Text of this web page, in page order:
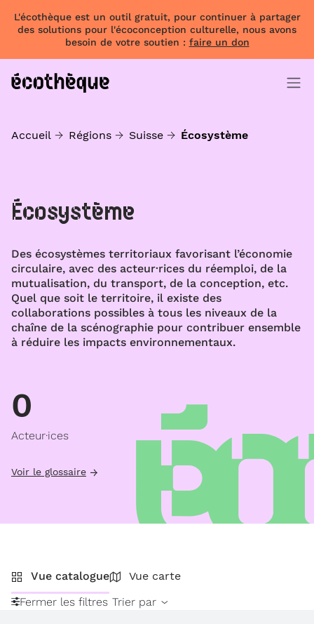
L'écothèque est un outil gratuit, pour continuer à partager
des solutions pour l'écoconception culturelle, nous avons
besoin de votre soutien : faire un don
Accueil Régions Suisse Écosystème
Écosystème
Des écosystèmes territoriaux favorisant l’économie
circulaire, avec des acteur·rices du réemploi, de la
mutualisation, du transport, de la conception, etc.
Quel que soit le territoire, il existe des
collaborations possibles à tous les niveaux de la
chaîne de la scénographie pour contribuer ensemble
à réduire les impacts environnementaux.
0
Acteur·ices
Voir le glossaire
Vue catalogue
Vue carte
Fermer les filtres Trier par